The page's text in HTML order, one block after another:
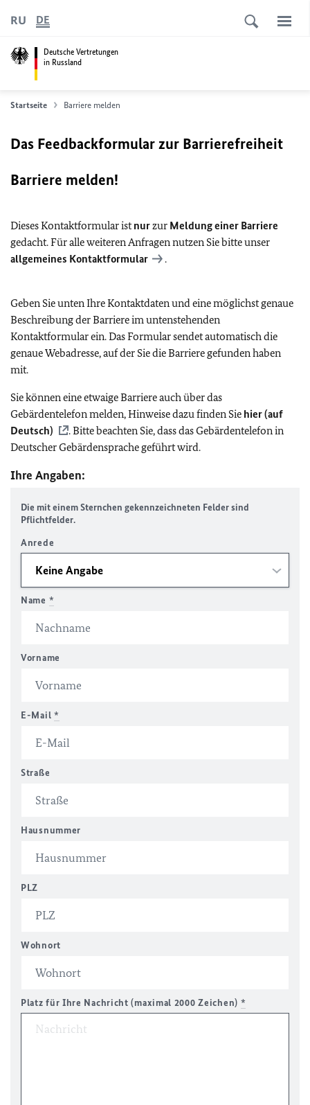
Deutsche Vertretungen
in Russland
RU DE
Startseite Barriere melden
Das Feedbackformular zur Barrierefreiheit
Barriere melden!
Dieses Kontaktformular istnurzur Meldung einer Barriere
gedacht. Für alle weiteren Anfragen nutzen Sie bitte unser
allgemeines Kontaktformular
.
Geben Sie unten Ihre Kontaktdaten und eine möglichst genaue
Beschreibung der Barriere im untenstehenden
Kontaktformular ein. Das Formular sendet automatisch die
genaue Webadresse, auf der Sie die Barriere gefunden haben
mit.
Sie können eine etwaige Barriere auch über das
Gebärdentelefon melden, Hinweise dazu finden Sie hier (auf
Deutsch)
. Bitte beachten Sie, dass das Gebärdentelefon in
Deutscher Gebärdensprache geführt wird.
Ihre Angaben:
Die mit einem Sternchen gekennzeichneten Felder sind
Pflichtfelder.
Anrede
Name *
Vorname
E-Mail *
Straße
Hausnummer
PLZ
Wohnort
Platz für Ihre Nachricht (maximal 2000 Zeichen) *